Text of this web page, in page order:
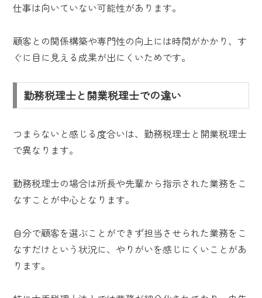
仕事は向いていない可能性があります。
顧客との関係構築や専門性の向上には時間がかかり、す
ぐに目に見える成果が出にくいためです。
勤務税理士と開業税理士での違い
つまらないと感じる度合いは、勤務税理士と開業税理士
で異なります。
勤務税理士の場合は所長や先輩から指示された業務をこ
なすことが中心となります。
自分で顧客を選ぶことができず担当させられた業務をこ
なすだけという状況に、やりがいを感じにくいことがあ
ります。